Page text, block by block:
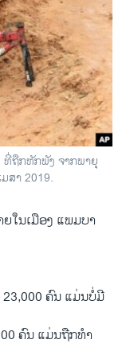
ທີ່ຖືກຫັກພັງ ຈາກພາຍຸ
ສາ 2019.
ໃນ​ເມືອງ ແພມ​ບາ
ຄົນ ແມ່ນບໍ່ມີ
ຄົນ ແມ່ນ​ຖືກ​ທຳ​